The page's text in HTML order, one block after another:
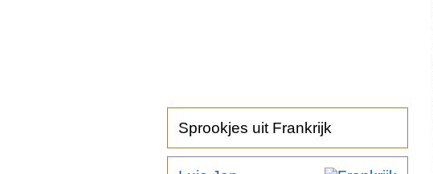
Sprookjes uit Frankrijk